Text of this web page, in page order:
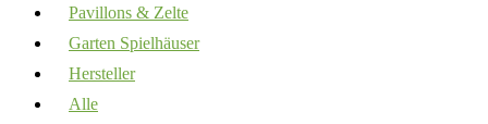
Pavillons & Zelte
Garten Spielhäuser
Hersteller
Alle